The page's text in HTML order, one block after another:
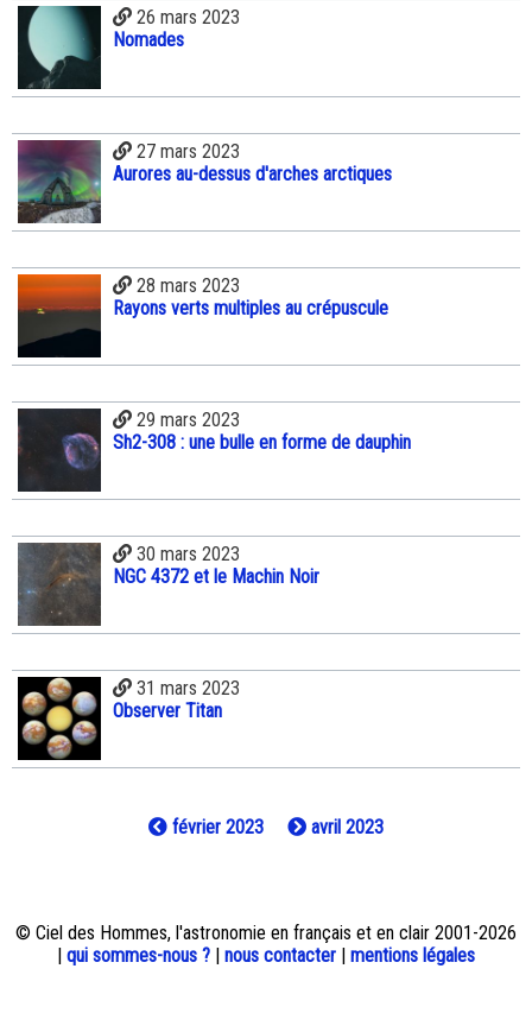
26 mars 2023
Nomades
27 mars 2023
Aurores au-dessus d'arches arctiques
28 mars 2023
Rayons verts multiples au crépuscule
29 mars 2023
Sh2-308 : une bulle en forme de dauphin
30 mars 2023
NGC 4372 et le Machin Noir
31 mars 2023
Observer Titan
février 2023 avril 2023
© Ciel des Hommes, l'astronomie en français et en clair 2001-2026
| qui sommes-nous ? | nous contacter | mentions légales